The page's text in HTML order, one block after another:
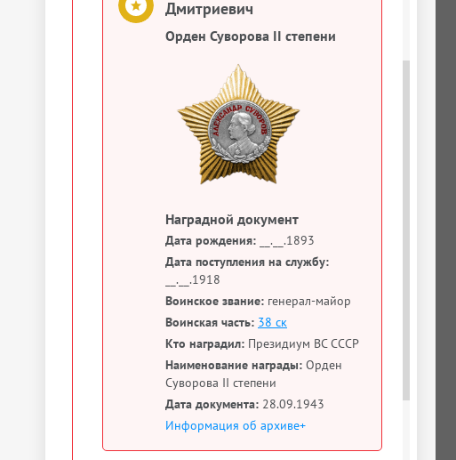
Дмитриевич
Орден Суворова II степени
Наградной документ
Дата рождения: __.__.1893
Дата поступления на службу:
__.__.1918
Воинское звание: генерал-майор
Воинская часть: 38 ск
Кто наградил: Президиум ВС СССР
Наименование награды: Орден
Суворова II степени
Дата документа: 28.09.1943
Информация об архиве+